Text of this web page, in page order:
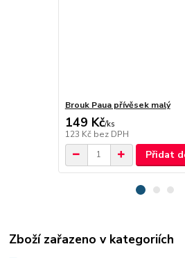
Brouk Paua přívěsek malý
149 Kč/ks
123 Kč bez DPH
Přidat
Zboží zařazeno v kategoriích